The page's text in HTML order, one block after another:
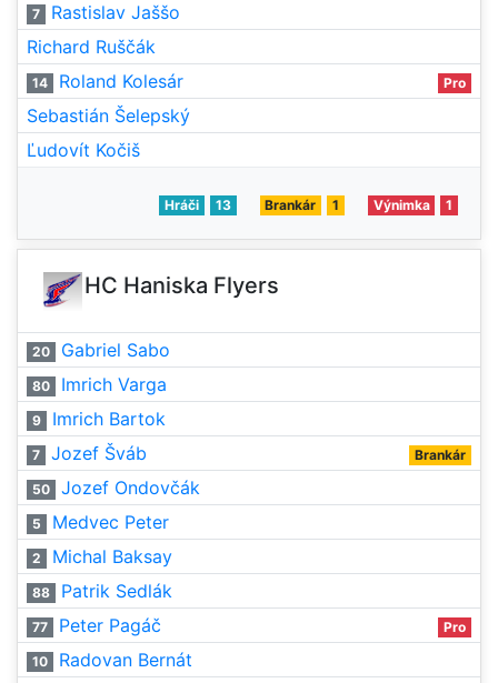
7
Rastislav Jaššo
Richard Ruščák
14 Roland Kolesár Pro
Sebastián Šelepský
Ľudovít Kočiš
Hráči 13 Brankár 1 Výnimka 1
HC Haniska Flyers
20 Gabriel Sabo
80 Imrich Varga
9 Imrich Bartok
7 Jozef Šváb Brankár
50 Jozef Ondovčák
5 Medvec Peter
2 Michal Baksay
88 Patrik Sedlák
77 Peter Pagáč Pro
10 Radovan Bernát